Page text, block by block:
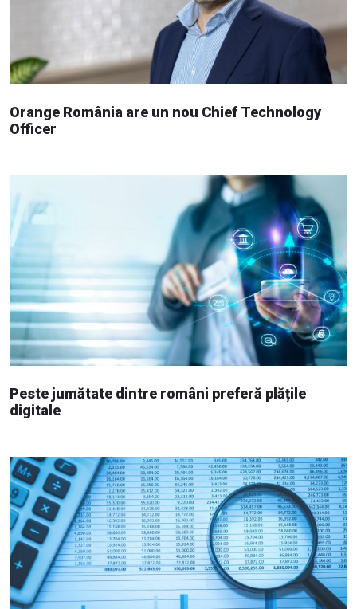
Orange România are un nou Chief Technology
Officer
Peste jumătate dintre români preferă plățile
digitale